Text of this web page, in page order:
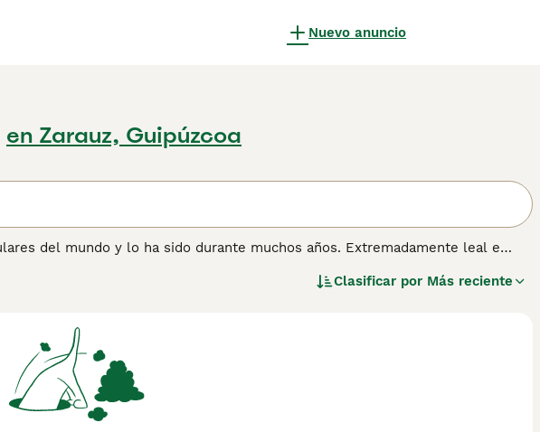
Nuevo anuncio
en Zarauz, Guipúzcoa
del mundo y lo ha sido durante muchos años. Extremadamente leal e
por las fuerzas policiales en muchos países, y también juegan un papel
para obtener información sobre esta raza de perro.
Clasificar por Más reciente